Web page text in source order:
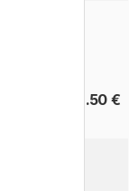
13.50 €